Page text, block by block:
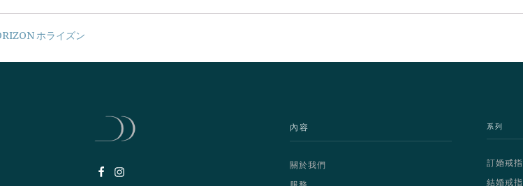
ホライズン
內容
關於我們
系列
訂婚戒指
結婚戒指